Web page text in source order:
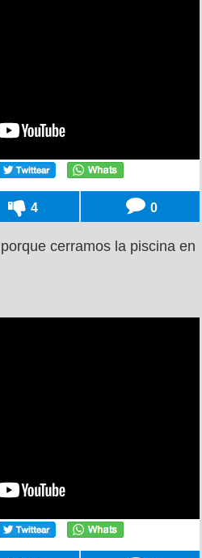
4 0
cerramos la piscina en